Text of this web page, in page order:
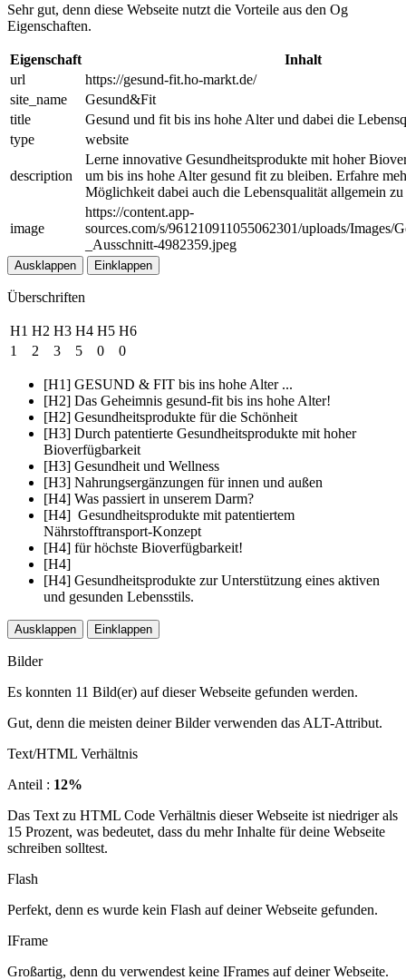
Sehr gut, denn diese Webseite nutzt die Vorteile aus den Og
Eigenschaften.
Eigenschaft
Inhalt
url
https://gesund-fit.ho-markt.de/
site_name
Gesund&Fit
title
Gesund und fit bis ins hohe Alter und dabei die
type
website
description
Lerne innovative Gesundheitsprodukte mit hoher
um bis ins hohe Alter gesund fit zu bleiben. Erfahre
Möglichkeit dabei auch die Lebensqualität allgemein zu
image
https://content.app-
sources.com/s/961210911055062301/uploads/Images/
_Ausschnitt-4982359.jpeg
Ausklappen Einklappen
Überschriften
H1 H2 H3 H4 H5 H6
1
2 3 5 0 0
[H1] GESUND & FIT bis ins hohe Alter ...
[H2] Das Geheimnis gesund-fit bis ins hohe Alter!
[H2] Gesundheitsprodukte für die Schönheit
[H3] Durch patentierte Gesundheitsprodukte mit hoher
Bioverfügbarkeit
[H3] Gesundheit und Wellness
[H3] Nahrungsergänzungen für innen und außen
[H4] Was passiert in unserem Darm?
[H4] Gesundheitsprodukte mit patentiertem
Nährstofftransport-Konzept
[H4] für höchste Bioverfügbarkeit!
[H4]
[H4] Gesundheitsprodukte zur Unterstützung eines aktiven
und gesunden Lebensstils.
Ausklappen Einklappen
Bilder
Es konnten 11 Bild(er) auf dieser Webseite gefunden werden.
Gut, denn die meisten deiner Bilder verwenden das ALT-Attribut.
Text/HTML Verhältnis
Anteil : 12%
Das Text zu HTML Code Verhältnis dieser Webseite ist niedriger als
15 Prozent, was bedeutet, dass du mehr Inhalte für deine Webseite
schreiben solltest.
Flash
Perfekt, denn es wurde kein Flash auf deiner Webseite gefunden.
IFrame
Großartig, denn du verwendest keine IFrames auf deiner Webseite.